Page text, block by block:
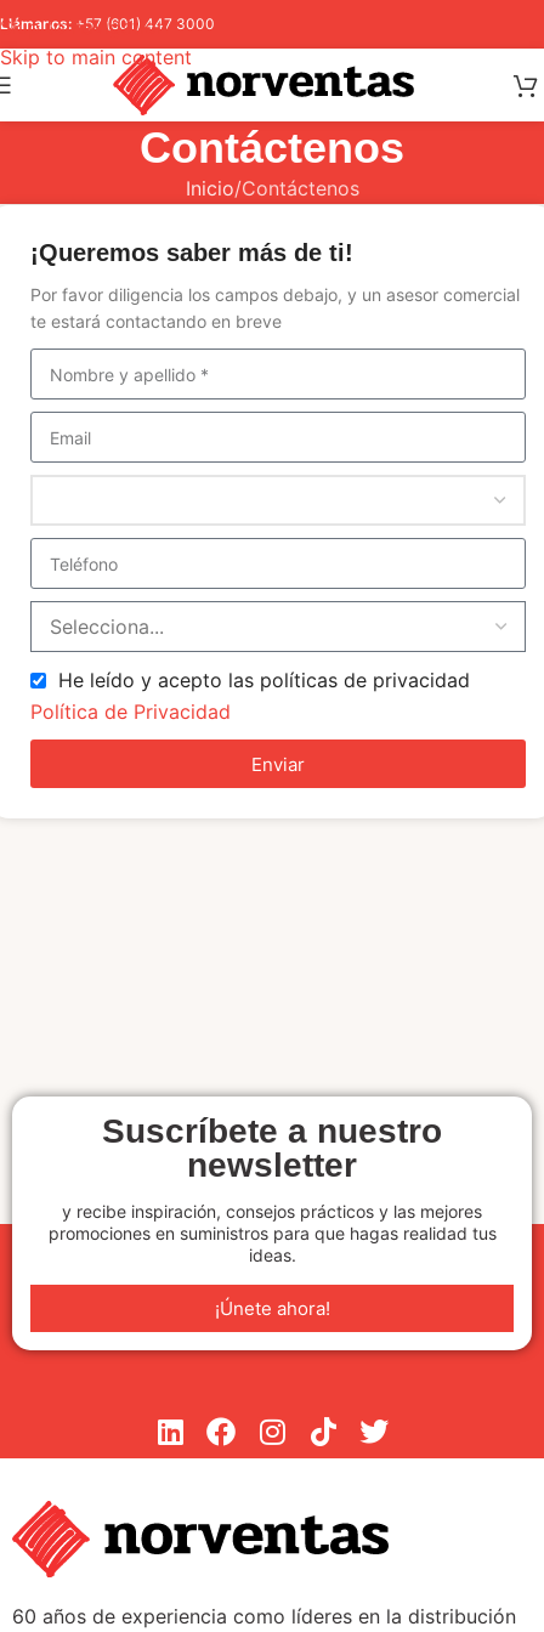
Skip to navigation
Skip to main content
Llámanos: +57 (601) 447 3000
Contáctenos
Inicio Contáctenos
¡Queremos saber más de ti!
Por favor diligencia los campos debajo, y un asesor comercial
te estará contactando en breve
He leído y acepto las políticas de privacidad
Política de Privacidad
Enviar
Suscríbete a nuestro
newsletter
y recibe inspiración, consejos prácticos y las mejores
promociones en suministros para que hagas realidad tus
ideas.
¡Únete ahora!
60 años de experiencia como líderes en la distribución